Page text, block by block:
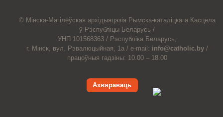
© Мiнска-Магiлёўская архiдыяцэзiя Рымска-каталіцкага Касцёла
ў Рэспубліцы Беларусь /
УНП 101568363 / Рэспубліка Беларусь,
г. Мінск, вул. Рэвалюцыйная, 1а / e-mail: info@catholic.by /
працоўныя гадзіны: 10.00 – 18.00
Ахвяраваць